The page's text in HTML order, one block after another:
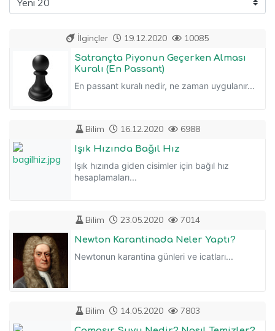
İlginçler 19.12.2020 10085
Satrançta Piyonun Geçerken Alması
Kuralı (En Passant)
En passant kuralı nedir, ne zaman uygulanır...
Bilim 16.12.2020 6988
Işık Hızında Bağıl Hız
Işık hızında giden cisimler için bağıl hız
hesaplamaları...
Bilim 23.05.2020 7014
Newton Karantinada Neler Yaptı?
Newtonun karantina günleri ve icatları...
Bilim 14.05.2020 7803